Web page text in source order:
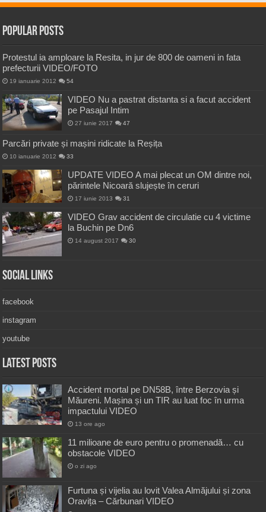
Popular Posts
Protestul ia amploare la Resita, in jur de 800 de oameni in fata
prefecturii VIDEO/FOTO
19 ianuarie 2012 54
VIDEO Nu a pastrat distanta si a facut accident
pe Pasajul Intim
27 iunie 2017 47
Parcări private și mașini ridicate la Reșița
10 ianuarie 2012 33
UPDATE VIDEO A mai plecat un OM dintre noi,
părintele Nicoară slujește în ceruri
17 iunie 2013 31
VIDEO Grav accident de circulatie cu 4 victime
la Buchin pe Dn6
14 august 2017 30
Social Links
facebook
instagram
youtube
Latest Posts
Accident mortal pe DN58B, între Berzovia și
Măureni. Mașina și un TIR au luat foc în urma
impactului VIDEO
13 ore ago
11 milioane de euro pentru o promenadă… cu
obstacole VIDEO
o zi ago
Furtuna și vijelia au lovit Valea Almăjului și zona
Oravița – Cărbunari VIDEO